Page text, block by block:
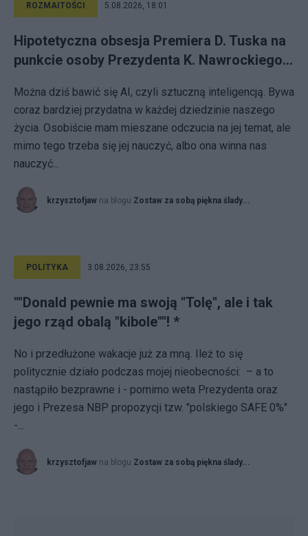
ROZMAITOŚCI 5.08.2026, 18:01
Hipotetyczna obsesja Premiera D. Tuska na
punkcie osoby Prezydenta K. Nawrockiego...
Można dziś bawić się AI, czyli sztuczną inteligencją. Bywa
coraz bardziej przydatna w każdej dziedzinie naszego
życia. Osobiście mam mieszane odczucia na jej temat, ale
mimo tego trzeba się jej nauczyć, albo ona winna nas
nauczyć...
krzysztofjaw na blogu Zostaw za sobą piękna ślady...
POLITYKA 3.08.2026, 23:55
""Donald pewnie ma swoją "Tolę", ale i tak
jego rząd obalą "kibole""! *
No i przedłużone wakacje już za mną. Ileż to się
politycznie działo podczas mojej nieobecności: – a to
nastąpiło bezprawne i - pomimo weta Prezydenta oraz
jego i Prezesa NBP propozycji tzw. "polskiego SAFE 0%"
-...
krzysztofjaw na blogu Zostaw za sobą piękna ślady...